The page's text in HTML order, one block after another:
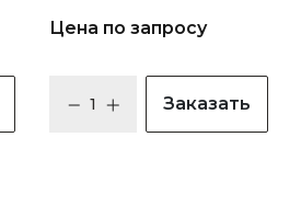
Цена по запросу
Заказать